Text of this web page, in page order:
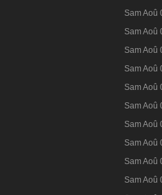
Sam Aoû
Sam Aoû
Sam Aoû
Sam Aoû
Sam Aoû
Sam Aoû
Sam Aoû
Sam Aoû
Sam Aoû
Sam Aoû